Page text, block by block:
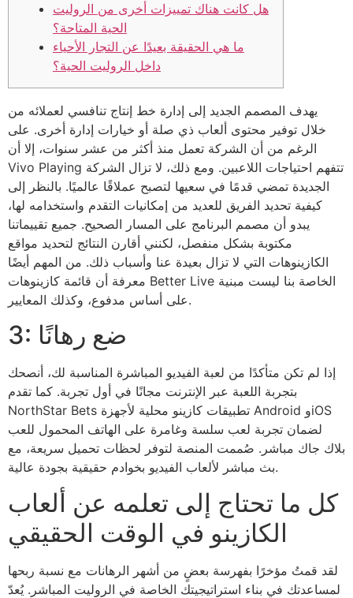
هل كانت هناك تمييزات أخرى من الروليت
الحية المتاحة؟
ما هي الحقيقة بعيدًا عن التجار الأحياء
داخل الروليت الحية؟
يهدف المصمم الجديد إلى إدارة خط إنتاج تنافسي لعملائه من
خلال توفير محتوى ألعاب ذي صلة أو خيارات إدارة أخرى. على
الرغم من أن الشركة تعمل منذ أكثر من عشر سنوات، إلا أن
Vivo Playing تتفهم احتياجات اللاعبين. ومع ذلك، لا تزال الشركة
الجديدة تمضي قدمًا في سعيها لتصبح عملاقًا عالميًا. بالنظر إلى
كيفية تحديد الفريق للعديد من إمكانيات التقدم واستخدامه لها،
يبدو أن مصمم البرنامج على المسار الصحيح. جميع تقييماتنا
مكتوبة بشكل منفصل، لكنني أقارن النتائج لتحديد مواقع
الكازينوهات التي لا تزال بعيدة عنا وأسباب ذلك. من المهم أيضًا
معرفة أن قائمة كازينوهات Better Live الخاصة بنا ليست مبنية
على أساس مدفوع، وكذلك المعايير.
3: ضع رهانًا
إذا لم تكن متأكدًا من لعبة الفيديو المباشرة المناسبة لك، أنصحك
بتجربة اللعبة عبر الإنترنت مجانًا في أول تجربة. كما تقدم
NorthStar Bets تطبيقات كازينو محلية لأجهزة Android وiOS
لضمان تجربة لعب سلسة وغامرة على الهاتف المحمول للعب
بلاك جاك مباشر. صُممت المنصة لتوفر لحظات تحميل سريعة، مع
بث مباشر لألعاب الفيديو بخوادم حقيقية بجودة عالية.
كل ما تحتاج إلى تعلمه عن ألعاب
الكازينو في الوقت الحقيقي
لقد قمتُ مؤخرًا بفهرسة بعضٍ من أشهر الرهانات مع نسبة ربحها
لمساعدتك في بناء استراتيجيتك الخاصة في الروليت المباشر. يُعدّ